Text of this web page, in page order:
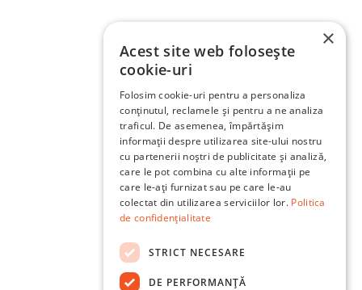
×
Acest site web folosește
cookie-uri
Folosim cookie-uri pentru a personaliza
conținutul, reclamele și pentru a ne analiza
traficul. De asemenea, împărtășim
informații despre utilizarea site-ului nostru
cu partenerii noștri de publicitate și analiză,
care le pot combina cu alte informații pe
care le-ați furnizat sau pe care le-au
colectat din utilizarea serviciilor lor. Politica
de confidențialitate
STRICT NECESARE
DE PERFORMANȚĂ